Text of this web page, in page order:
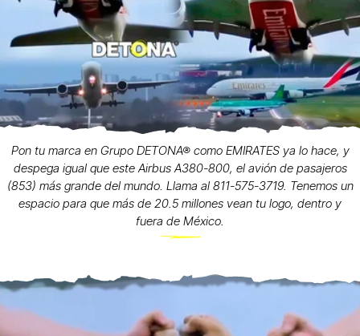
Pon tu marca en Grupo DETONA® como EMIRATES ya lo hace, y
despega igual que este Airbus A380-800, el avión de pasajeros
(853) más grande del mundo. Llama al 811-575-3719. Tenemos un
espacio para que más de 20.5 millones vean tu logo, dentro y
fuera de México.